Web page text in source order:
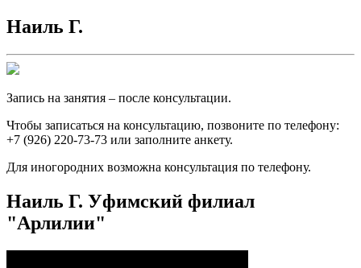
Наиль Г.
Запись на занятия – после консультации.
Чтобы записаться на консультацию, позвоните по телефону:
+7 (926) 220-73-73 или заполните анкету.
Для иногородних возможна консультация по телефону.
Наиль Г. Уфимский филиал
"Арлилии"